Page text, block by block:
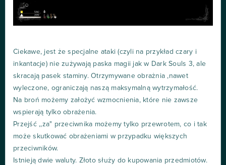
Ciekawe, jest że specjalne ataki (czyli na przykład czary i
inkantacje) nie zużywają paska magii jak w Dark Souls 3, ale
skracają pasek staminy. Otrzymywane obrażnia ,nawet
wyleczone, ograniczają naszą maksymalną wytrzymałość.
Na broń możemy założyć wzmocnienia, które nie zawsze
wspierają tylko obrażenia.
Przejść ,,za" przeciwnika możemy tylko przewrotem, co i tak
może skutkować obrażeniami w przypadku większych
przeciwników.
Istnieją dwie waluty. Złoto służy do kupowania przedmiotów.